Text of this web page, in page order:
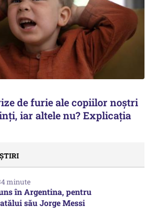
de furie ale copiilor noștri
iar altele nu? Explicația
minute
în Argentina, pentru
său Jorge Messi